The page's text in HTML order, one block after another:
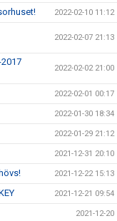
2022-02-10 11:12
2022-02-07 21:13
2022-02-02 21:00
2022-02-01 00:17
2022-01-30 18:34
2022-01-29 21:12
2021-12-31 20:10
2021-12-22 15:13
2021-12-21 09:54
2021-12-20